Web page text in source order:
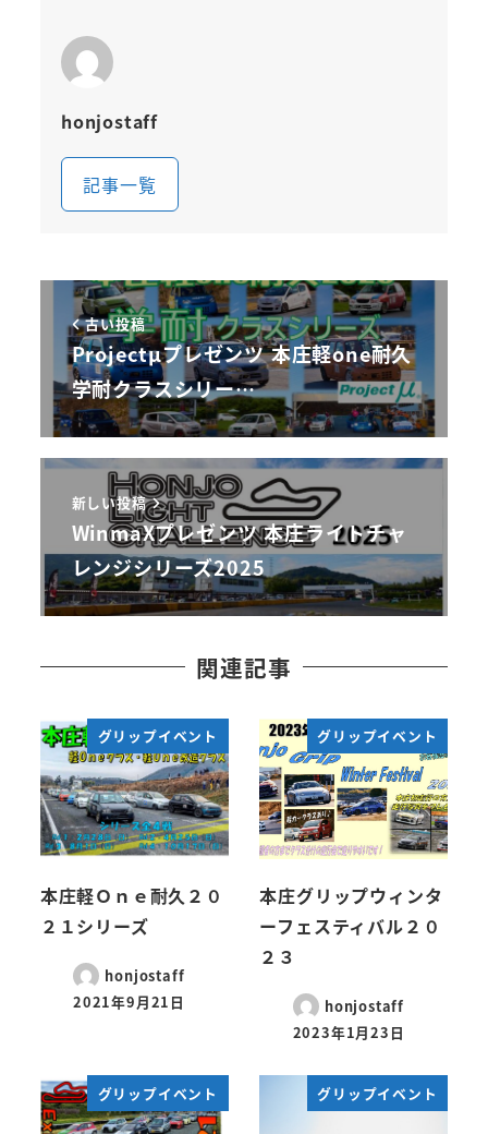
honjostaff
記事一覧
古い投稿
Projectμプレゼンツ 本庄軽one耐久
学耐クラスシリー…
新しい投稿
WinmaXプレゼンツ 本庄ライトチャ
レンジシリーズ2025
関連記事
グリップイベント
本庄軽Ｏｎｅ耐久２０
２１シリーズ
honjostaff
2021年9月21日
グリップイベント
本庄グリップウィンタ
ーフェスティバル２０
２３
honjostaff
2023年1月23日
グリップイベント グリップイベント